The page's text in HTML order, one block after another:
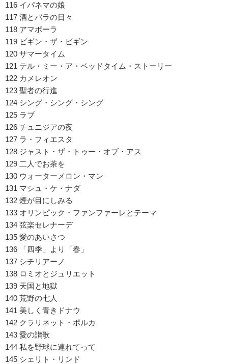
116 イパネマの娘
117 酒とバラの日々
118 アマポーラ
119 ビギン・ザ・ビギン
120 サマータイム
121 テル・ミー・ア・ベッドタイム・ストーリー
122 カメレオン
123 聖者の行進
124 シング・シング・シング
125 ラブ
126 チュニジアの夜
127 ラ・フィエスタ
128 ジャスト・ザ・トゥー・オブ・アス
129 二人でお茶を
130 ウォーターメロン・マン
131 マシュ・ケ・ナダ
132 煙が目にしみる
133 オリンピック・ファンファーレとテーマ
134 弦楽セレナーデ
135 愛のあいさつ
136 「四季」より「春」
137 シチリアーノ
138 ロミオとジュリエット
139 天国と地獄
140 荒野の七人
141 美しく青きドナウ
142 クラリネット・ポルカ
143 愛の讃歌
144 私を野球に連れてって
145 シェリト・リンド